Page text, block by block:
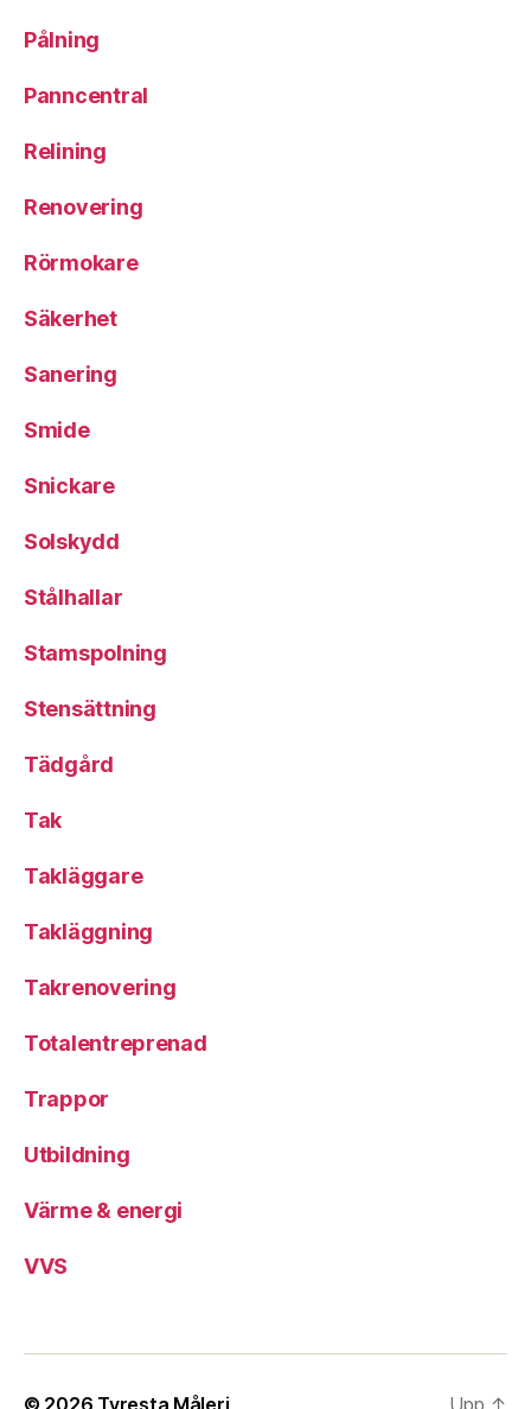
Pålning
Panncentral
Relining
Renovering
Rörmokare
Säkerhet
Sanering
Smide
Snickare
Solskydd
Stålhallar
Stamspolning
Stensättning
Tädgård
Tak
Takläggare
Takläggning
Takrenovering
Totalentreprenad
Trappor
Utbildning
Värme & energi
VVS
© 2026 Tyresta Måleri Upp ↑